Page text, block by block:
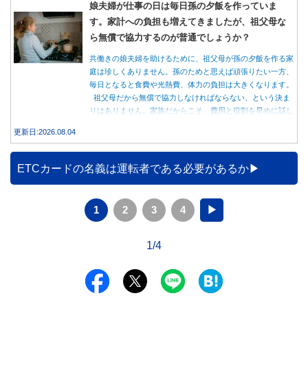
娘夫婦が仕事の日は毎日孫の夕飯を作っていま
す。家計への負担も増えてきましたが、祖父母な
ら無償で協力するのが普通でしょうか？
共働きの娘夫婦を助けるために、祖父母が孫の夕飯を作る家
庭は珍しくありません。孫のためと思えば頑張りたい一方、
毎日となると食費や光熱費、体力の負担は大きくなります。
祖父母だから無償で協力しなければならない、という決ま
りはありません。家族だからこそ、費用と役割を早めに話し
更新日:2026.08.04
ETCカードの名義は運転者である必要があるか
1 2 3 4 ▶
1/4